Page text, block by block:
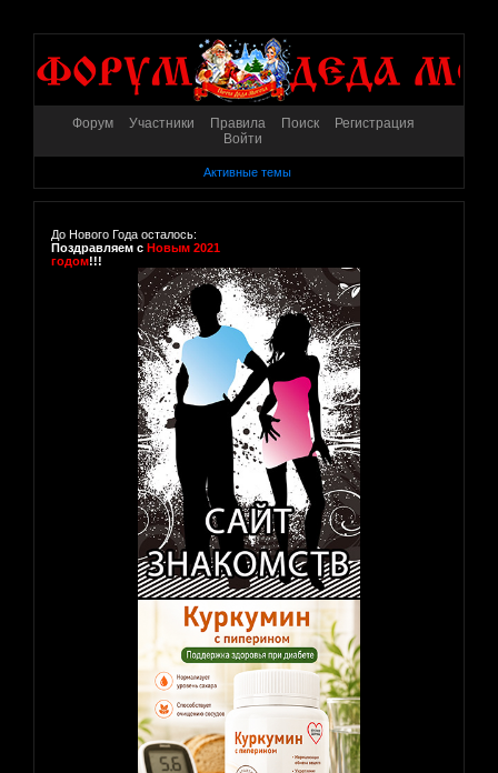
Форум Участники Правила Поиск
Регистрация
Войти
Активные темы
До Нового Года осталось:
Поздравляем с Новым 2021
годом!!!